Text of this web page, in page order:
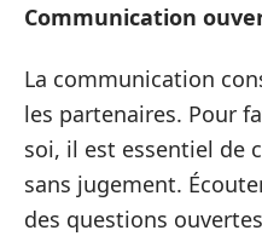
Communication
La communication
les partenaires. Pour
soi, il est essentiel de
sans jugement.
des questions